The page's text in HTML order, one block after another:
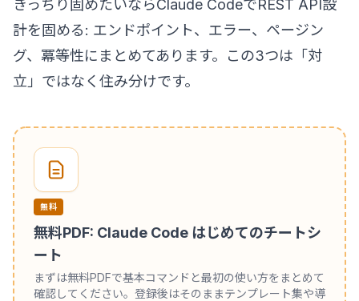
きっちり固めたいならClaude CodeでREST API設
計を固める: エンドポイント、エラー、ページン
グ、冪等性にまとめてあります。この3つは「対
立」ではなく住み分けです。
無料
無料PDF: Claude Code はじめてのチートシ
ート
まずは無料PDFで基本コマンドと最初の使い方をまとめて
確認してください。登録後はそのままテンプレート集や導